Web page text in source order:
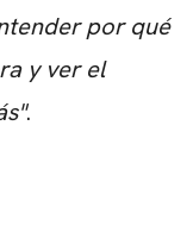
por qué
y ver el
.